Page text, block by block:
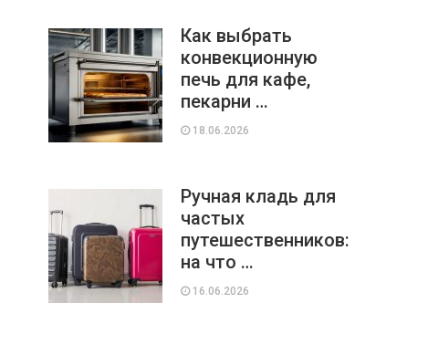
Как выбрать
конвекционную
печь для кафе,
пекарни …
18.06.2026
Ручная кладь для
частых
путешественников:
на что …
16.06.2026